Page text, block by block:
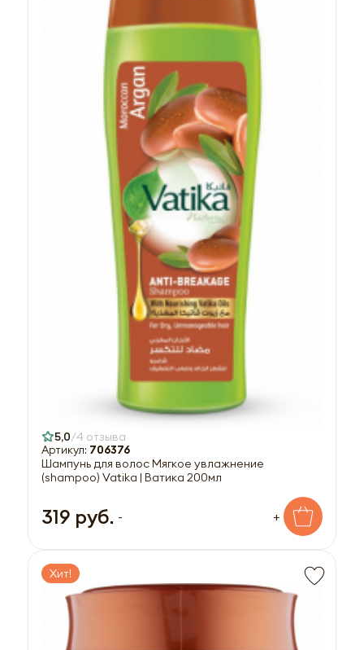
5,0 4 отзыва
Артикул: 706376
Шампунь для волос Мягкое увлажнение
(shampoo) Vatika | Ватика 200мл
319 руб. - +
Хит!